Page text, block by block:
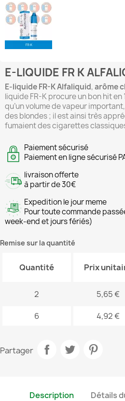
E-LIQUIDE FR K
E-liquide FR-KAlfaliquid,arôme
liquide FR-K procure un bon hit en
qu’un volume de vapeur
des blondes ; il est ainsi très
fumaient des cigarettes
Paiement sécurisé
Paiement en ligne sécurisé
livraison offerte
à partir de 30€
Expedition le jour meme
Pour toute commande
week-end et jours fériés)
Remise sur la quantité
Quantité Prix
2 5,65 €
6 4,92 €
Partager
Description Détails